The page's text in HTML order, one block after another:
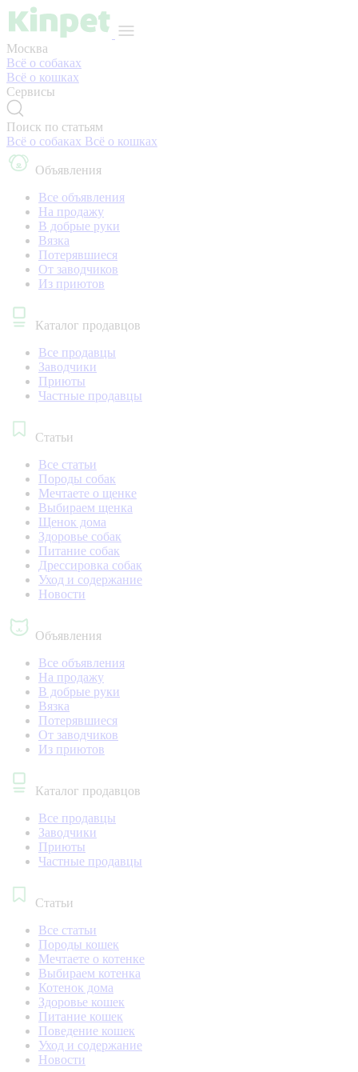
Москва
Всё о собаках
Всё о кошках
Сервисы
Поиск по статьям
Всё о собаках Всё о кошках
Объявления
Все объявления
На продажу
В добрые руки
Вязка
Потерявшиеся
От заводчиков
Из приютов
Каталог продавцов
Все продавцы
Заводчики
Приюты
Частные продавцы
Статьи
Все статьи
Породы собак
Мечтаете о щенке
Выбираем щенка
Щенок дома
Здоровье собак
Питание собак
Дрессировка собак
Уход и содержание
Новости
Объявления
Все объявления
На продажу
В добрые руки
Вязка
Потерявшиеся
От заводчиков
Из приютов
Каталог продавцов
Все продавцы
Заводчики
Приюты
Частные продавцы
Статьи
Все статьи
Породы кошек
Мечтаете о котенке
Выбираем котенка
Котенок дома
Здоровье кошек
Питание кошек
Поведение кошек
Уход и содержание
Новости